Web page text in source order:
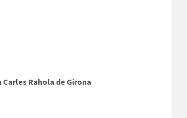
Rahola de Girona